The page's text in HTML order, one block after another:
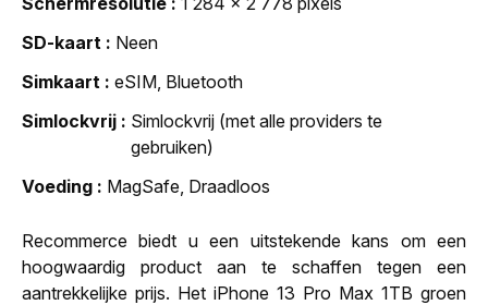
SD-kaart
Neen
Simkaart
eSIM, Bluetooth
Simlockvrij
Simlockvrij (met alle providers te
gebruiken)
Voeding
MagSafe, Draadloos
Recommerce biedt u een uitstekende kans om een
hoogwaardig product aan te schaffen tegen een
aantrekkelijke prijs. Het iPhone 13 Pro Max 1TB groen